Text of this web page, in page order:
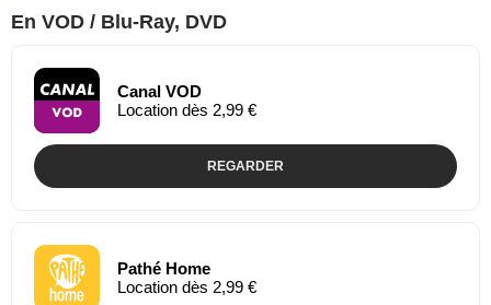
En VOD / Blu-Ray, DVD
Canal VOD
Location dès 2,99 €
REGARDER
Pathé Home
Location dès 2,99 €